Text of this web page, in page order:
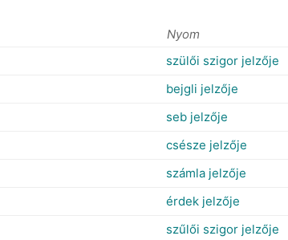
Nyom
szülői szigor jelzője
bejgli jelzője
seb jelzője
csésze jelzője
számla jelzője
érdek jelzője
szűlői szigor jelzője